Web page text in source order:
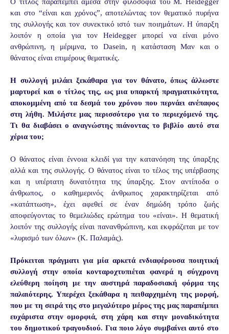
και στο “είναι και χρόνος”, αποτελώντας τον θεματικό πυρήνα
της συλλογής και τον συνεκτικό ιστό των ποιημάτων. Η ύπαρξη
λοιπόν η οποία για τον Heidegger μπορεί να είναι μόνο
ανθρώπινη, η μέριμνα, το Dasein, η κατάσταση Μαν και ο
θάνατος είναι επιμέρους θεματικές.
Η συλλογή μιλάει ξεκάθαρα για τον θάνατο, όπως άλλωστε
μαρτυρεί και ο τίτλος της, ως μια υπαρκτή πραγματικότητα,
αποκομμένη από τα δεσμά του χρόνου που περνάει ανέπαφος
στη λήθη. Μιλήστε μας περισσότερο για το περιεχόμενό της.
Τι θα διαβάσει ο αναγνώστης πιάνοντας το βιβλίο αυτό στα
χέρια του;
Ο θάνατος είναι έννοια κλειδί για την κατανόηση της ύπαρξης
αλλά και της συλλογής. Ο θάνατος είναι το τέλος της υπέρβασης
και η υπέρτατη δυνατότητα της ύπαρξης. Στον αντίποδα ο
άνθρωπος, ο καθημερινός άνθρωπος χαρακτηρίζεται από
«κατάπτωση», έχει αφεθεί σε έναν δημώδη τρόπο ζωής
αποφεύγοντας το θεμελιώδες ερώτημα του «είναι». Η θεματική
λοιπόν της συλλογής είναι πανανθρώπινη, και εκφράζεται με τον
«λυρισμό των όλων» (Κ. Παλαμάς).
Πρόκειται πράγματι για μία αρκετά ενδιαφέρουσα ποιητική
συλλογή στην οποία κονταροχτυπιέται φανερά η σύγχρονη
ελεύθερη ποίηση με την αυστηρά παραδοσιακή φόρμα της
παλαιότερης. Υπερέχει ξεκάθαρα η πειθαρχημένη της μορφή,
που με τη σειρά της στο μεγαλύτερο μέρος της μας παραπέμπει
ευχάριστα στην ομορφιά, στη χάρη και στην μοναδικότητα
του δημοτικού τραγουδιού. Για ποιο λόγο συμβαίνει αυτό στο